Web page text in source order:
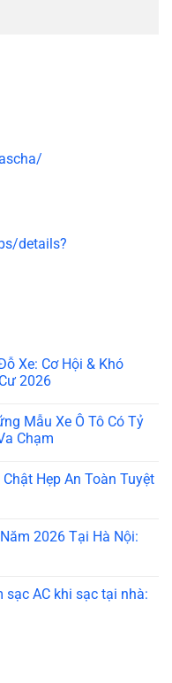
details?
Xe: Cơ Hội & Khó
2026
Mẫu Xe Ô Tô Có Tỷ
Chạm
Hẹp An Toàn Tuyệt
2026 Tại Hà Nội:
AC khi sạc tại nhà: